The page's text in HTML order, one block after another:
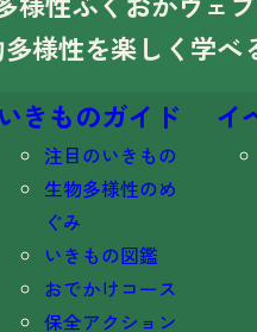
様性を楽しく学べ
いきものガイド
注目のいきもの
生物多様性のめ
ぐみ
いきもの図鑑
おでかけコース
保全アクション
イ